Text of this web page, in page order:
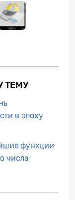
ТЕМУ
в эпоху
функции
числа